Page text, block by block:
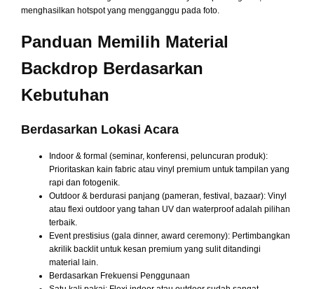
menghasilkan hotspot yang mengganggu pada foto.
Panduan Memilih Material
Backdrop Berdasarkan
Kebutuhan
Berdasarkan Lokasi Acara
Indoor & formal (seminar, konferensi, peluncuran produk):
Prioritaskan kain fabric atau vinyl premium untuk tampilan yang
rapi dan fotogenik.
Outdoor & berdurasi panjang (pameran, festival, bazaar): Vinyl
atau flexi outdoor yang tahan UV dan waterproof adalah pilihan
terbaik.
Event prestisius (gala dinner, award ceremony): Pertimbangkan
akrilik backlit untuk kesan premium yang sulit ditandingi
material lain.
Berdasarkan Frekuensi Penggunaan